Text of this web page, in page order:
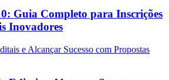
Guia Completo para Inscrições
Inovadores